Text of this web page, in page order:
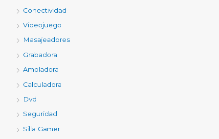
Conectividad
Videojuego
Masajeadores
Grabadora
Amoladora
Calculadora
Dvd
Seguridad
Silla Gamer